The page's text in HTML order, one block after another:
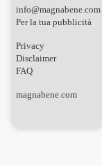
info@magnabene.com
Per la tua pubblicità
Privacy
Disclaimer
FAQ
magnabene.com